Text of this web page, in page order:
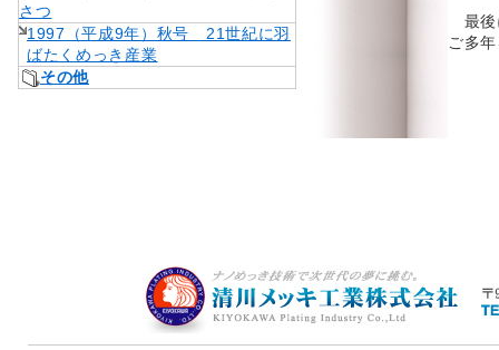
さつ
1997（平成9年）秋号 21世紀に羽
ばたくめっき産業
その他
最後
ご多